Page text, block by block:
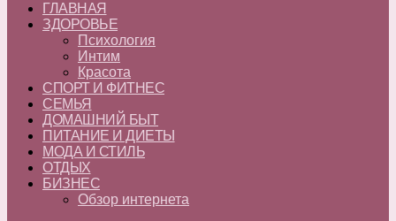
ГЛАВНАЯ
ЗДОРОВЬЕ
Психология
Интим
Красота
СПОРТ И ФИТНЕС
СЕМЬЯ
ДОМАШНИЙ БЫТ
ПИТАНИЕ И ДИЕТЫ
МОДА И СТИЛЬ
ОТДЫХ
БИЗНЕС
Обзор интернета